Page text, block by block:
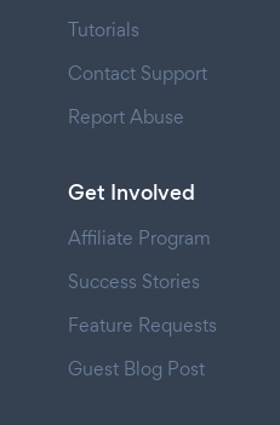
Tutorials
Contact Support
Report Abuse
Get Involved
Affiliate Program
Success Stories
Feature Requests
Guest Blog Post